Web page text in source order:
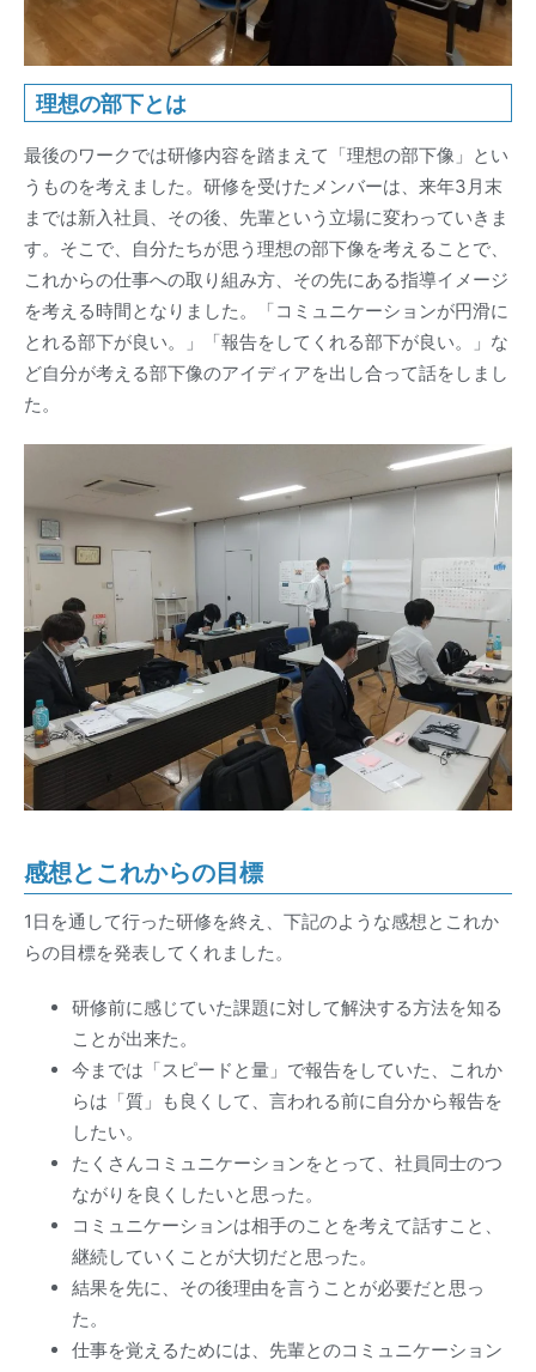
理想の部下とは
最後のワークでは研修内容を踏まえて「理想の部下像」とい
うものを考えました。研修を受けたメンバーは、来年3月末
までは新入社員、その後、先輩という立場に変わっていきま
す。そこで、自分たちが思う理想の部下像を考えることで、
これからの仕事への取り組み方、その先にある指導イメージ
を考える時間となりました。「コミュニケーションが円滑に
とれる部下が良い。」「報告をしてくれる部下が良い。」な
ど自分が考える部下像のアイディアを出し合って話をしまし
た。
感想とこれからの目標
1日を通して行った研修を終え、下記のような感想とこれか
らの目標を発表してくれました。
研修前に感じていた課題に対して解決する方法を知る
ことが出来た。
今までは「スピードと量」で報告をしていた、これか
らは「質」も良くして、言われる前に自分から報告を
したい。
たくさんコミュニケーションをとって、社員同士のつ
ながりを良くしたいと思った。
コミュニケーションは相手のことを考えて話すこと、
継続していくことが大切だと思った。
結果を先に、その後理由を言うことが必要だと思っ
た。
仕事を覚えるためには、先輩とのコミュニケーション